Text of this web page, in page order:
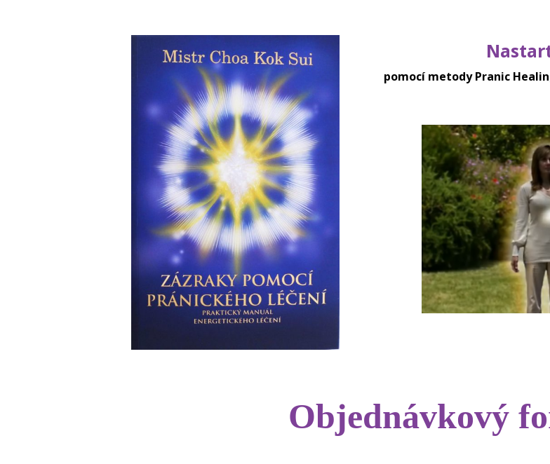
pomocí metody Pranic
Objednávkový